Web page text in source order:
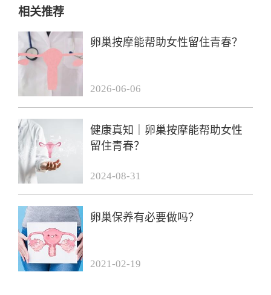
相关推荐
卵巢按摩能帮助女性留住青春？
2026-06-06
健康真知｜卵巢按摩能帮助女性
留住青春？
2024-08-31
卵巢保养有必要做吗？
2021-02-19